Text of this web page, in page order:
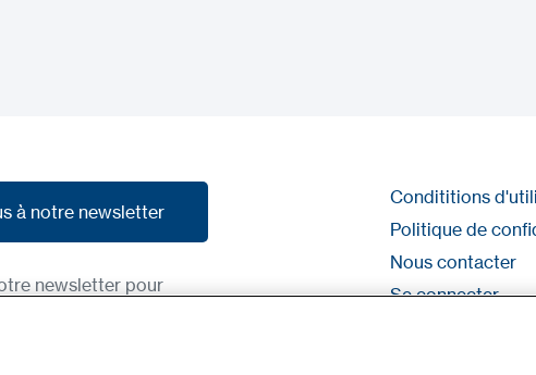
à notre newsletter
à notre newsletter
newsletter pour
Condititions
Politique de
Nous contacter
Se connecter